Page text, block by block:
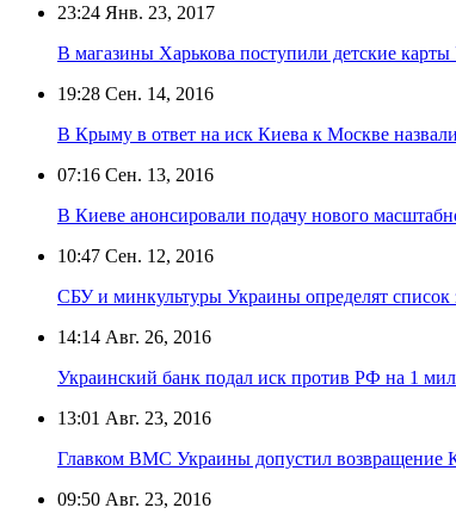
23:24 Янв. 23, 2017
В магазины Харькова поступили детские
19:28 Сен. 14, 2016
В Крыму в ответ на иск Киева к Москве
07:16 Сен. 13, 2016
В Киеве анонсировали подачу нового
10:47 Сен. 12, 2016
СБУ и минкультуры Украины определят
14:14 Авг. 26, 2016
Украинский банк подал иск против РФ на 1
13:01 Авг. 23, 2016
Главком ВМС Украины допустил возвращение
09:50 Авг. 23, 2016